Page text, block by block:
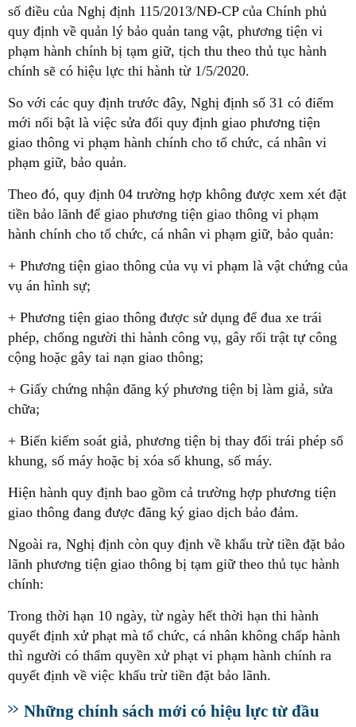
số điều của Nghị định 115/2013/NĐ-CP của Chính phủ
quy định về quản lý bảo quản tang vật, phương tiện vi
phạm hành chính bị tạm giữ, tịch thu theo thủ tục hành
chính sẽ có hiệu lực thi hành từ 1/5/2020.
So với các quy định trước đây, Nghị định số 31 có điểm
mới nổi bật là việc sửa đổi quy định giao phương tiện
giao thông vi phạm hành chính cho tổ chức, cá nhân vi
phạm giữ, bảo quản.
Theo đó, quy định 04 trường hợp không được xem xét đặt
tiền bảo lãnh để giao phương tiện giao thông vi phạm
hành chính cho tổ chức, cá nhân vi phạm giữ, bảo quản:
+ Phương tiện giao thông của vụ vi phạm là vật chứng của
vụ án hình sự;
+ Phương tiện giao thông được sử dụng để đua xe trái
phép, chống người thi hành công vụ, gây rối trật tự công
cộng hoặc gây tai nạn giao thông;
+ Giấy chứng nhận đăng ký phương tiện bị làm giả, sửa
chữa;
+ Biển kiểm soát giả, phương tiện bị thay đổi trái phép số
khung, số máy hoặc bị xóa số khung, số máy.
Hiện hành quy định bao gồm cả trường hợp phương tiện
giao thông đang được đăng ký giao dịch bảo đảm.
Ngoài ra, Nghị định còn quy định về khấu trừ tiền đặt bảo
lãnh phương tiện giao thông bị tạm giữ theo thủ tục hành
chính:
Trong thời hạn 10 ngày, từ ngày hết thời hạn thi hành
quyết định xử phạt mà tổ chức, cá nhân không chấp hành
thì người có thẩm quyền xử phạt vi phạm hành chính ra
quyết định về việc khấu trừ tiền đặt bảo lãnh.
Những chính sách mới có hiệu lực từ đầu